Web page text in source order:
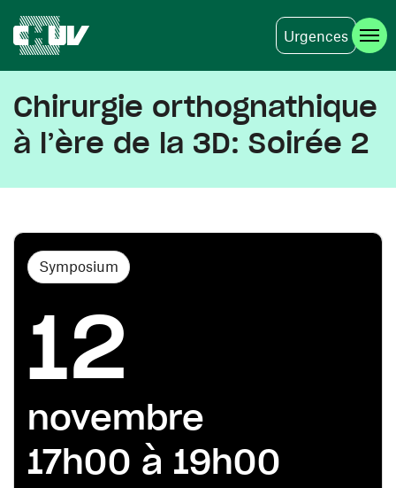
Urgences
Chirurgie orthognathique
à l’ère de la 3D: Soirée 2
Symposium
12
novembre
17h00 à 19h00